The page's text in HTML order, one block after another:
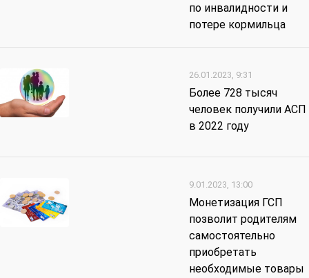
по инвалидности и
потере кормильца
26.01.2023, 9:31
Более 728 тысяч
человек получили АСП
в 2022 году
9.01.2023, 13:00
Монетизация ГСП
позволит родителям
самостоятельно
приобретать
необходимые товары